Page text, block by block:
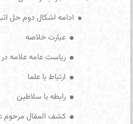
عبارت خلاصه
ریاست عامه علامه در ۲۸ سالگی
ارتباط با علما
رابطه با سلاطین
کشف المقال مرحوم